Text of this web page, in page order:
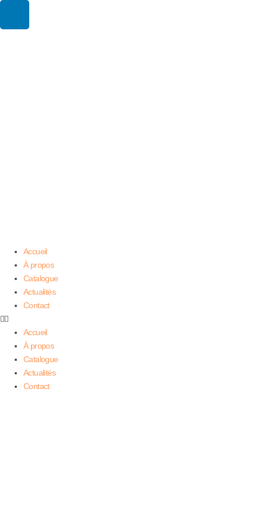
Accueil
À propos
Catalogue
Actualités
Contact
Accueil
À propos
Catalogue
Actualités
Contact